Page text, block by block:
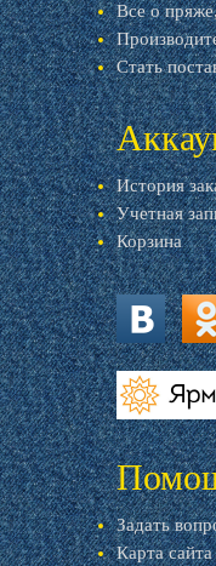
Все о
Стать
История
Учетная
Корзина
vk.com
Задать
Карта сайта